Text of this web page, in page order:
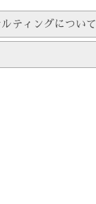
ティングについて